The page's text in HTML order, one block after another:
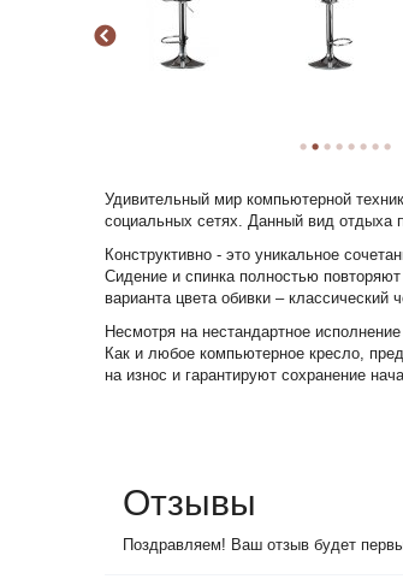
Удивительный мир компьютерной
социальных сетях. Данный вид отдыха
Конструктивно - это уникальное
Сидение и спинка полностью
варианта цвета обивки –
Несмотря на нестандартное
Как и любое компьютерное кресло,
на износ и гарантируют сохранение
Отзывы
Поздравляем! Ваш отзыв будет